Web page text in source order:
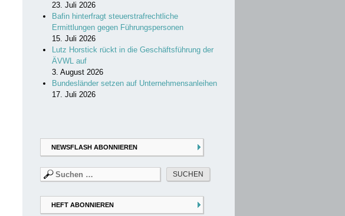
23. Juli 2026
Bafin hinterfragt steuerstrafrechtliche
Ermittlungen gegen Führungspersonen
15. Juli 2026
Lutz Horstick rückt in die Geschäftsführung der
ÄVWL auf
3. August 2026
Bundesländer setzen auf Unternehmensanleihen
17. Juli 2026
NEWSFLASH ABONNIEREN
Suchen
nach:
HEFT ABONNIEREN